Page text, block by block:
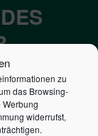
zu
das Browsing-
widerrufst,